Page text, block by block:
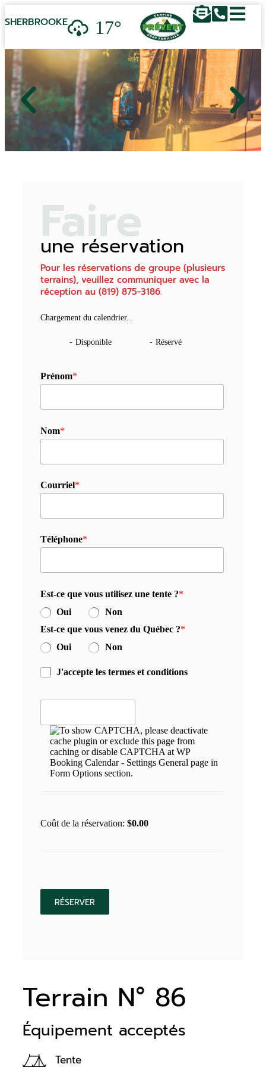
SHERBROOKE 17°
Terrain N° 86
Équipement acceptés
Tente
Faire
une réservation
Pour les réservations de groupe (plusieurs
terrains), veuillez communiquer avec la
réception au (819) 875-3186.
Chargement du calendrier...
- Disponible - Réservé
Prénom*
Nom*
Courriel*
Téléphone*
Est-ce que vous utilisez une tente ?*
Oui
Non
Est-ce que vous venez du Québec ?*
Oui
Non
J'accepte les termes et conditions
Coût de la réservation:$0.00